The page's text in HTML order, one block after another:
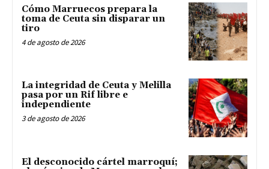
Cómo Marruecos prepara la
toma de Ceuta sin disparar un
tiro
4 de agosto de 2026
La integridad de Ceuta y Melilla
pasa por un Rif libre e
independiente
3 de agosto de 2026
El desconocido cártel marroquí;